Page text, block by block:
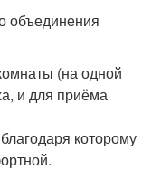
объединения
(на одной
и для приёма
которому